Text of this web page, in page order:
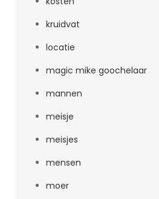
kruidvat
locatie
magic mike goochelaar
mannen
meisje
meisjes
mensen
moer